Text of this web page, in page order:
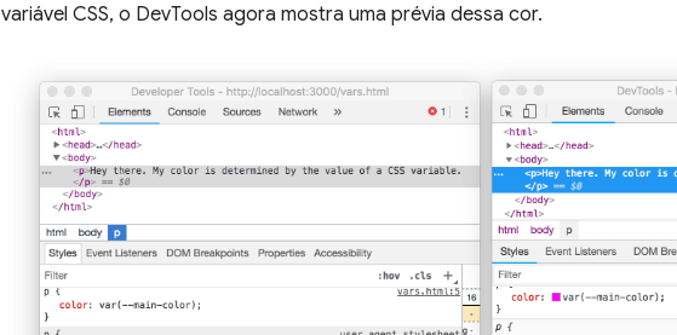
variável CSS, o DevTools agora mostra uma prévia dessa cor.